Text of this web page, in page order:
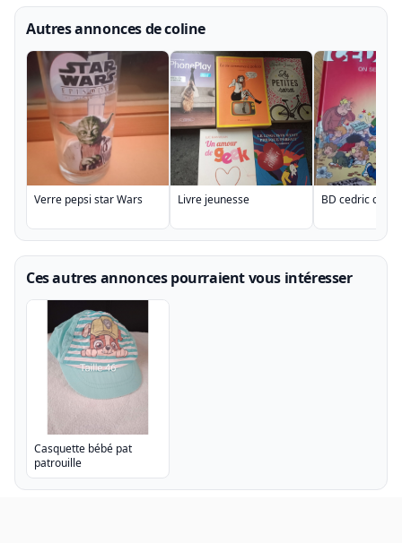
Autres annonces de coline
Verre pepsi star Wars Livre jeunesse BD cedric on
Ces autres annonces pourraient vous intéresser
Casquette bébé pat
patrouille